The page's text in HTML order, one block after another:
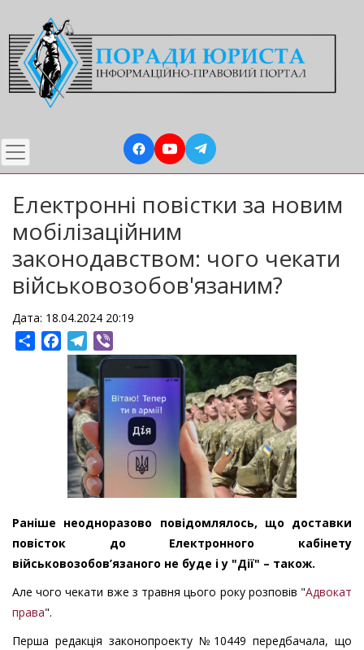
до
основного
вмісту
Електронні повістки за новим
мобілізаційним
законодавством: чого чекати
військовозобов'язаним?
Дата: 18.04.2024 20:19
ShareFacebookTelegram
Раніше неодноразово повідомлялось, що доставки
повісток до Електронного кабінету
військовозобов’язаного не буде і у "Дії" – також.
Але чого чекати вже з травня цього року розповів "Адвокат
права".
Перша редакція законопроекту №10449 передбачала, що